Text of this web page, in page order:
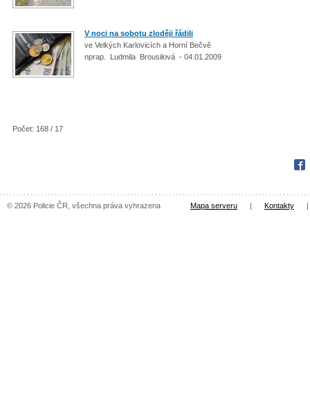
V noci na sobotu zloději řádili
ve Velkých Karlovicích a Horní Bečvě
nprap. Ludmila Brousilová - 04.01.2009
Počet: 168 / 17
© 2026 Policie ČR, všechna práva vyhrazena Mapa serveru | Kontakty |